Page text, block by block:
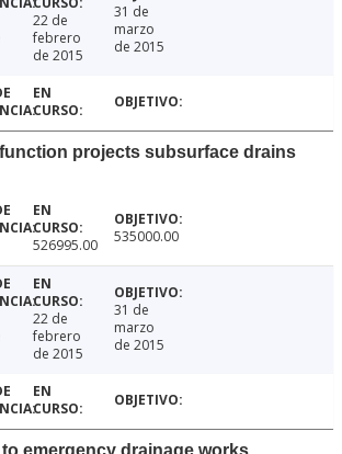
22 de
febrero
de 2015
31 de
marzo
de 2015
projects subsurface drains
526995.00 535000.00
22 de
febrero
de 2015
31 de
marzo
de 2015
emergency drainage works